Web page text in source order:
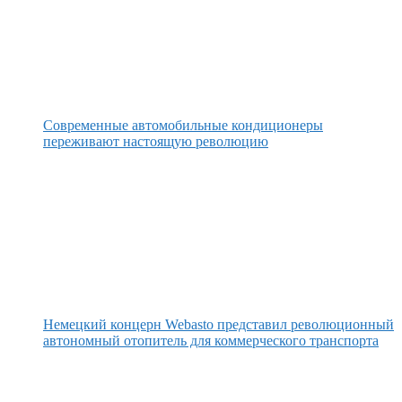
Современные автомобильные кондиционеры
переживают настоящую революцию
Немецкий концерн Webasto представил революционный
автономный отопитель для коммерческого транспорта